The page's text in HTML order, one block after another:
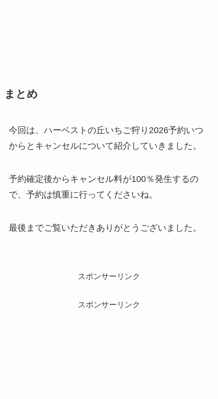
まとめ
今回は、ハーベストの丘いちご狩り2026予約いつ
からとキャンセルについて紹介していきました。
予約確定後からキャンセル料が100％発生するの
で、予約は慎重に行ってくださいね。
最後までご覧いただきありがとうございました。
スポンサーリンク
スポンサーリンク